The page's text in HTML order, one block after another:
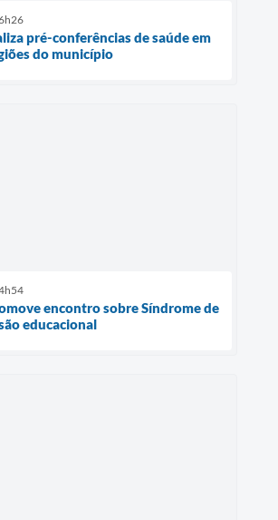
pré-conferências de saúde em
do município
encontro sobre Síndrome de
educacional